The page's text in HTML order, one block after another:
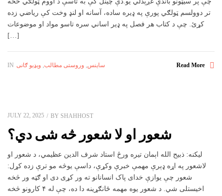
تر دوولسم ټولګي پورې په ډيره ساده، آسانه او لنډ وخت کې رياضي زده
کړئ. چې د کتاب هر فصل په ډير اساني سره تاسو مواد او موضوعات
[…]
IN ساینس وروستی مطالب ویډیو ګانی Read More
JULY 22, 2025 BY SHAHHOST
شعور او لا شعور څه شی دي؟
لیکنه: ذبیح الله اېمان تيره ورځ استاد شرف الدين عظيمي، د شعور او
لاشعور په اړه ډېرې مهمې خبرې وکړې، داسې یوڅه مو ترې زده کړل:
شعور چې یوازې خدای پاک انسانانو ته ور کړی دی او ګټه ور څخه
اخيستلی شي. د شعور یوه مهمه ځانګړينه دا ده، چې له ۴ کارونو څخه